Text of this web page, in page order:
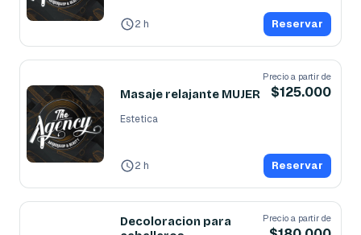
2 h Reservar
Masaje relajante MUJER
Precio a partir de
$125.000
Estetica
2 h Reservar
Decoloracion para
Precio a partir de